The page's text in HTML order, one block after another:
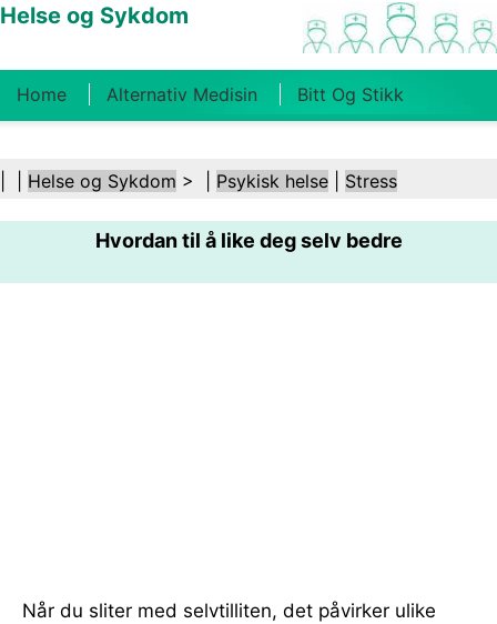
Helse og Sykdom
Home Alternativ Medisin Bitt Og Stikk
Kosthold Og Ernæring Familiehelse
Helsebransjen Psykisk Helse Folkehelse Og
Sikkerhet Kirurgi Og Prosedyrer Helse
Helse og Sykdom > | Psykisk helse Stress
Hvordan til å like deg selv bedre
Når du sliter med selvtilliten, det påvirker ulike